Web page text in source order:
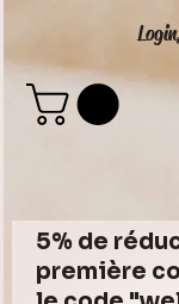
5% de
première